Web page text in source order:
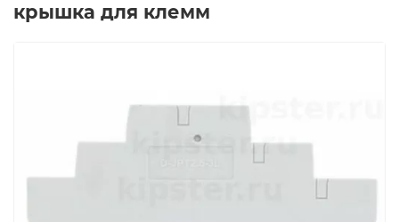
крышка для клемм